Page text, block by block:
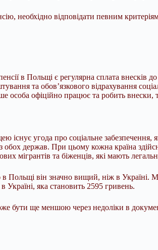
необхідно відповідати певним
в Польщі є регулярна сплата внесків
та обов’язкового відрахування
офіційно працює та робить внески,
існує угода про соціальне
обох держав. При цьому кожна країна
мігрантів та біженців, які мають
Польщі він значно вищий, ніж в
Україні, яка становить 2595 гривень.
бути ще меншою через недоліки в